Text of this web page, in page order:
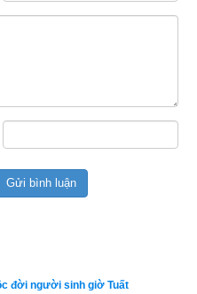
tuổi Tuất (Chó)
đời người sinh giờ Tuất